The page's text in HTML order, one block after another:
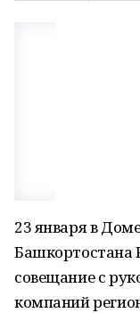
23 января в
Башкортостана
совещание с
компаний